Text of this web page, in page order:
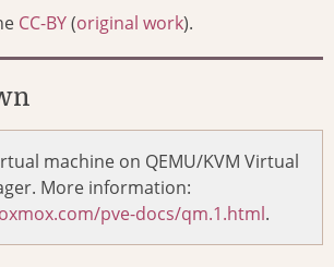
CC-BY(original work).
machine on QEMU/KVM Virtual
More information:
pve-docs/qm.1.html.